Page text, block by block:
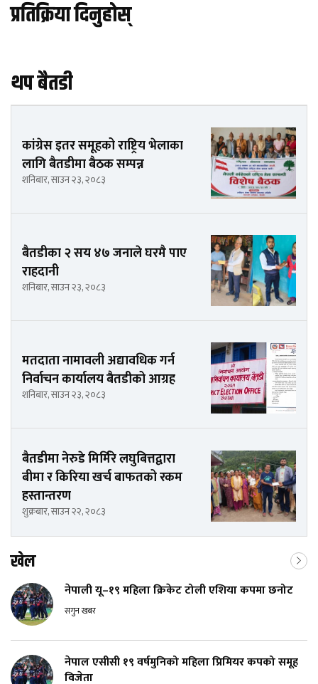
प्रतिक्रिया दिनुहोस्
थप बैतडी
कांग्रेस इतर समूहको राष्ट्रिय भेलाका
लागि बैतडीमा बैठक सम्पन्न
शनिबार, साउन २३, २०८३
बैतडीका २ सय ४७ जनाले घरमै पाए
राहदानी
शनिबार, साउन २३, २०८३
मतदाता नामावली अद्यावधिक गर्न
निर्वाचन कार्यालय बैतडीको आग्रह
शनिबार, साउन २३, २०८३
बैतडीमा नेरुडे मिर्मिरे लघुबित्तद्वारा
बीमा र किरिया खर्च बाफतको रकम
हस्तान्तरण
शुक्रबार, साउन २२, २०८३
खेल
नेपाली यू–१९ महिला क्रिकेट टोली एशिया कपमा छनोट
सगुन खबर
नेपाल एसीसी १९ वर्षमुनिको महिला प्रिमियर कपको समूह
विजेता